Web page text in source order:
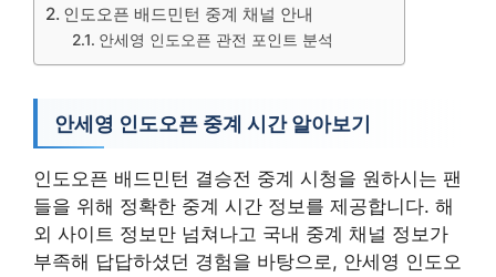
인도오픈 배드민턴 중계 채널 안내
안세영 인도오픈 관전 포인트 분석
안세영 인도오픈 중계 시간 알아보기
인도오픈 배드민턴 결승전 중계 시청을 원하시는 팬
들을 위해 정확한 중계 시간 정보를 제공합니다. 해
외 사이트 정보만 넘쳐나고 국내 중계 채널 정보가
부족해 답답하셨던 경험을 바탕으로, 안세영 인도오